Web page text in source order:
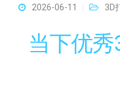
2026-06-11 3D
当下优